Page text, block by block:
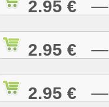
2.95 € —
2.95 € —
2.95 € —